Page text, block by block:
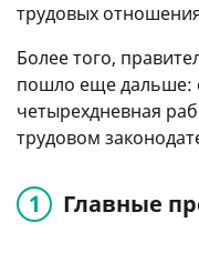
трудовых
Более того,
пошло еще дальше:
четырехдневная
трудовом
Главные